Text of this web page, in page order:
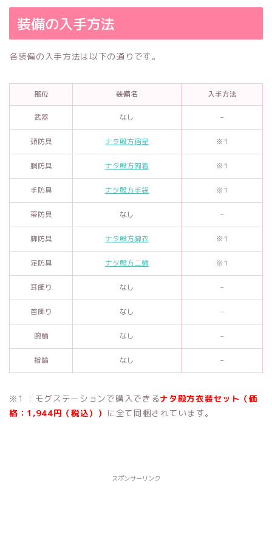
装備の入手方法
各装備の入手方法は以下の通りです。
部位 装備名 入手方法
武器 なし –
頭防具 ナタ殿方宿星 ※1
胴防具 ナタ殿方闘着 ※1
手防具 ナタ殿方手袋 ※1
帯防具 なし –
脚防具 ナタ殿方脚衣 ※1
足防具 ナタ殿方二輪 ※1
耳飾り なし –
首飾り なし –
腕輪 なし –
指輪 なし –
※1 ：モグステーションで購入できるナタ殿方衣装セット（価
格：1,944円（税込）） に全て同梱されています。
スポンサーリンク